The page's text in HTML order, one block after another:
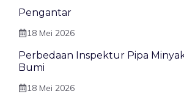
Pengantar
18 Mei 2026
Perbedaan Inspektur Pipa
Bumi
18 Mei 2026